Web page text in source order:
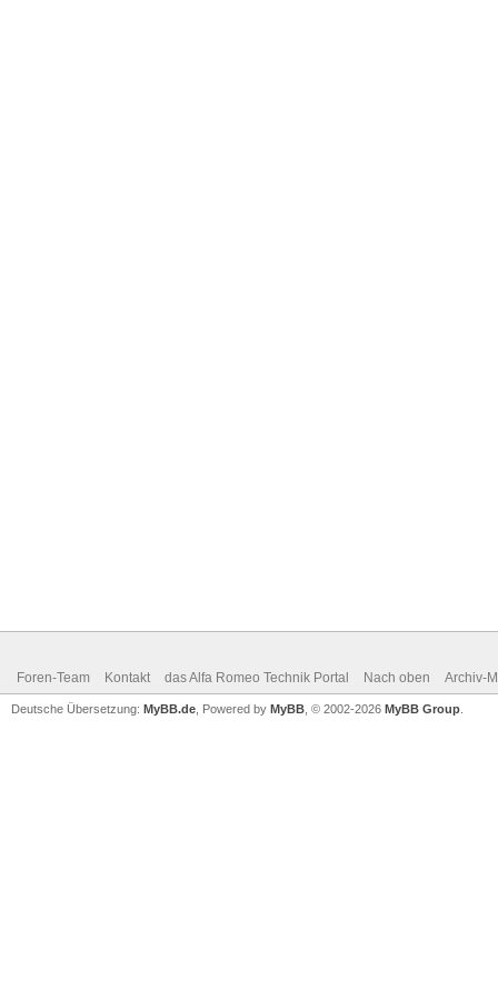
Foren-Team Kontakt das Alfa Romeo Technik Portal Nach oben Archiv-
Deutsche Übersetzung: MyBB.de , Powered by MyBB , © 2002-2026 MyBB Group